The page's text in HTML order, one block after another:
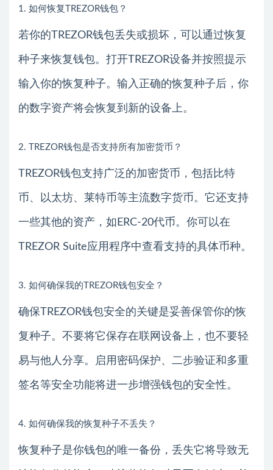
1. 如何恢复TREZOR钱包？
若你的TREZOR钱包丢失或损坏，可以通过恢复
种子来恢复钱包。打开TREZOR设备并按照提示
输入你的恢复种子。输入正确的恢复种子后，你
的数字资产将会恢复到新的设备上。
2. TREZOR钱包是否支持所有加密货币？
TREZOR钱包支持广泛的加密货币，包括比特
币、以太坊、莱特币等主流数字货币。它还支持
一些其他的资产，如ERC-20代币。你可以在
TREZOR Suite应用程序中查看支持的具体币种。
3. 如何确保我的TREZOR钱包安全？
确保TREZOR钱包安全的关键是妥善保管你的恢
复种子。不要将它保存在联网设备上，也不要轻
易与他人分享。启用密码保护、二步验证和多重
签名等安全功能将进一步增强钱包的安全性。
4. 如何确保我的恢复种子不丢失？
恢复种子是你钱包的唯一备份，丢失它将导致无